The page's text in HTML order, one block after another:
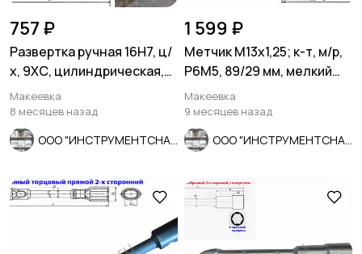
757 ₽
Развертка ручная 16Н7, ц/
х, 9ХС, цилиндрическая,
175/87 мм, 2360-0142.
Макеевка
8 месяцев назад
1 599 ₽
Метчик М13х1,25; к-т, м/р,
Р6М5, 89/29 мм, мелкий
шаг, ГОСТ 3266-81
Макеевка
9 месяцев назад